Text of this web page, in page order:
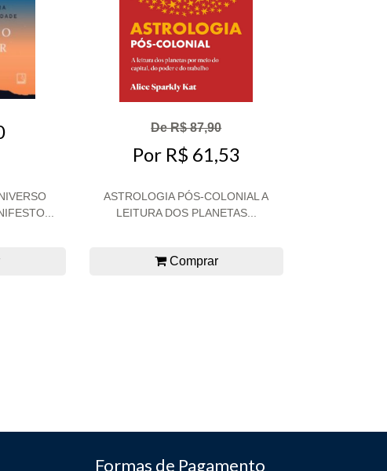
De R$ 87,90
Por R$ 61,53
ASTROLOGIA PÓS-COLONIAL A
LEITURA DOS PLANETAS...
Comprar
Formas de Pagamento